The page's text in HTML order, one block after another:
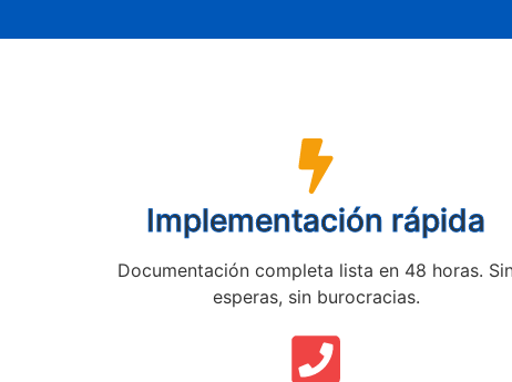
Implementación rápida
Documentación completa lista en 48 horas.
esperas, sin burocracias.